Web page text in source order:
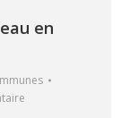
en